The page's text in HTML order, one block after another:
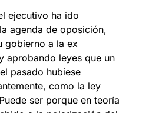
ejecutivo ha ido
agenda de oposición,
gobierno a la ex
aprobando leyes que un
pasado hubiese
como la ley
ser porque en teoría